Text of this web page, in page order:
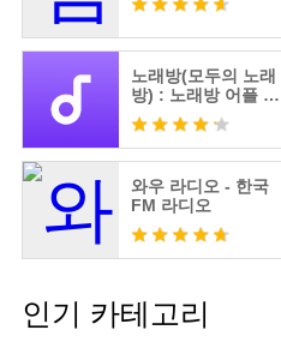
노래방(모두의 노래
방) : 노래방 어플 노
래 부르기
와우 라디오 - 한국
FM 라디오
인기 카테고리